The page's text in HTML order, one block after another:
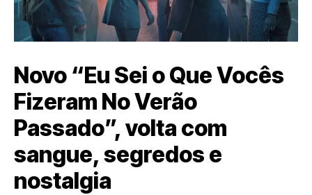
Novo “Eu Sei o Que Vocês
Fizeram No Verão
Passado”, volta com
sangue, segredos e
nostalgia